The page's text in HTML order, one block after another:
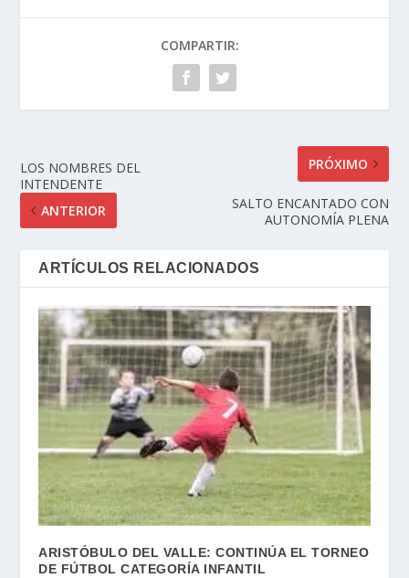
COMPARTIR:
LOS NOMBRES DEL
INTENDENTE
ANTERIOR
PRÓXIMO
SALTO ENCANTADO CON
AUTONOMÍA PLENA
ARTÍCULOS RELACIONADOS
ARISTÓBULO DEL VALLE: CONTINÚA EL TORNEO
DE FÚTBOL CATEGORÍA INFANTIL